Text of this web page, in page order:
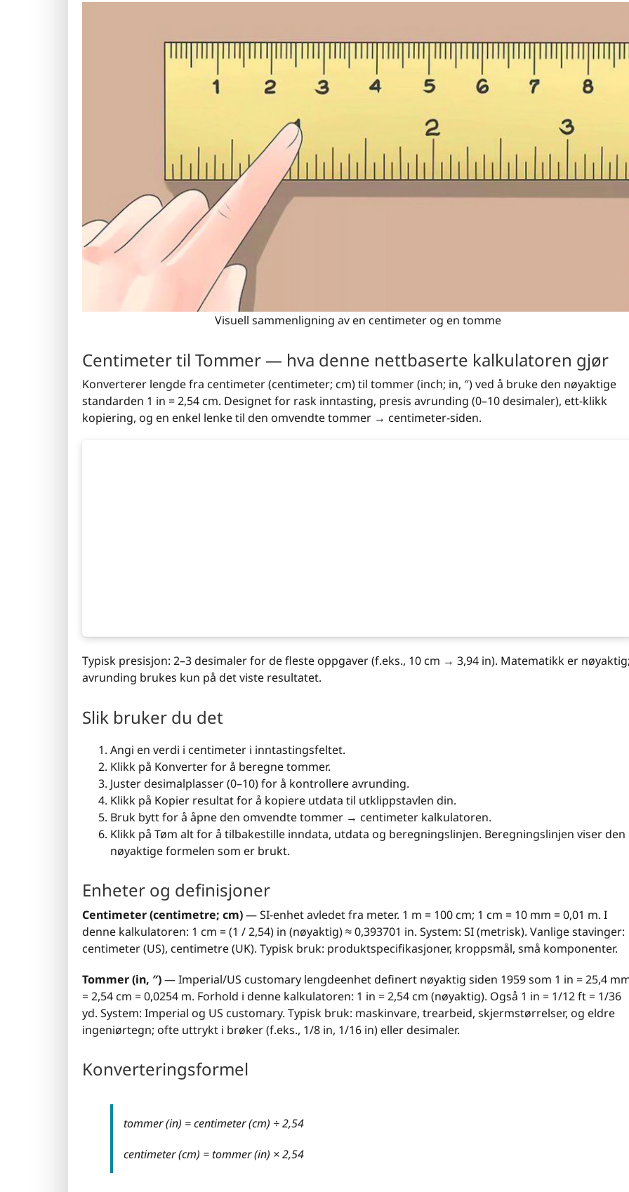
Visuell sammenligning av en centimeter og en tomme
Centimeter til Tommer — hva denne nettbaserte kalkulatoren gjør
Konverterer lengde fra centimeter (centimeter; cm) til tommer (inch; in, ″) ved å bruke den nøyaktige
standarden 1 in = 2,54 cm. Designet for rask inntasting, presis avrunding (0–10 desimaler), ett-klikk
kopiering, og en enkel lenke til den omvendte tommer → centimeter-siden.
Typisk presisjon: 2–3 desimaler for de fleste oppgaver (f.eks., 10 cm → 3,94 in). Matematikk er
avrunding brukes kun på det viste resultatet.
Slik bruker du det
Angi en verdi i centimeter i inntastingsfeltet.
Klikk på Konverter for å beregne tommer.
Juster desimalplasser (0–10) for å kontrollere avrunding.
Klikk på Kopier resultat for å kopiere utdata til utklippstavlen din.
Bruk bytt for å åpne den omvendte tommer → centimeter kalkulatoren.
Klikk på Tøm alt for å tilbakestille inndata, utdata og beregningslinjen. Beregningslinjen viser den
nøyaktige formelen som er brukt.
Enheter og definisjoner
Centimeter (centimetre; cm)— SI-enhet avledet fra meter. 1 m = 100 cm; 1 cm = 10 mm = 0,01 m. I
denne kalkulatoren: 1 cm = (1 / 2,54) in (nøyaktig) ≈ 0,393701 in. System: SI (metrisk). Vanlige stavinger:
centimeter (US), centimetre (UK). Typisk bruk: produktspecifikasjoner, kroppsmål, små komponenter.
Tommer (in, ″)— Imperial/US customary lengdeenhet definert nøyaktig siden 1959 som 1 in = 25,4
= 2,54 cm = 0,0254 m. Forhold i denne kalkulatoren: 1 in = 2,54 cm (nøyaktig). Også 1 in = 1/12 ft = 1/36
yd. System: Imperial og US customary. Typisk bruk: maskinvare, trearbeid, skjermstørrelser, og eldre
ingeniørtegn; ofte uttrykt i brøker (f.eks., 1/8 in, 1/16 in) eller desimaler.
Konverteringsformel
tommer (in) = centimeter (cm) ÷ 2,54
centimeter (cm) = tommer (in) × 2,54